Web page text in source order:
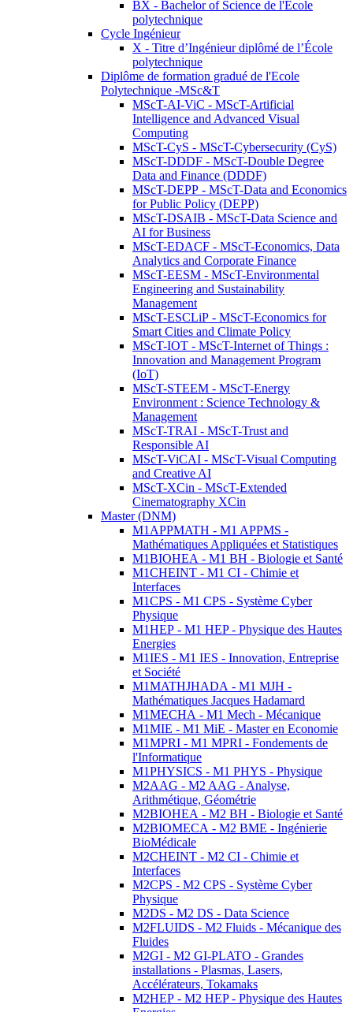
BX - Bachelor of Science de l'Ecole
polytechnique
Cycle Ingénieur
X - Titre d’Ingénieur diplômé de l’École
polytechnique
Diplôme de formation gradué de l'Ecole
Polytechnique -MSc&T
MScT-AI-ViC - MScT-Artificial
Intelligence and Advanced Visual
Computing
MScT-CyS - MScT-Cybersecurity (CyS)
MScT-DDDF - MScT-Double Degree
Data and Finance (DDDF)
MScT-DEPP - MScT-Data and Economics
for Public Policy (DEPP)
MScT-DSAIB - MScT-Data Science and
AI for Business
MScT-EDACF - MScT-Economics, Data
Analytics and Corporate Finance
MScT-EESM - MScT-Environmental
Engineering and Sustainability
Management
MScT-ESCLiP - MScT-Economics for
Smart Cities and Climate Policy
MScT-IOT - MScT-Internet of Things :
Innovation and Management Program
(IoT)
MScT-STEEM - MScT-Energy
Environment : Science Technology &
Management
MScT-TRAI - MScT-Trust and
Responsible AI
MScT-ViCAI - MScT-Visual Computing
and Creative AI
MScT-XCin - MScT-Extended
Cinematography XCin
Master (DNM)
M1APPMATH - M1 APPMS -
Mathématiques Appliquées et Statistiques
M1BIOHEA - M1 BH - Biologie et Santé
M1CHEINT - M1 CI - Chimie et
Interfaces
M1CPS - M1 CPS - Système Cyber
Physique
M1HEP - M1 HEP - Physique des Hautes
Energies
M1IES - M1 IES - Innovation, Entreprise
et Société
M1MATHJHADA - M1 MJH -
Mathématiques Jacques Hadamard
M1MECHA - M1 Mech - Mécanique
M1MIE - M1 MiE - Master en Economie
M1MPRI - M1 MPRI - Fondements de
l'Informatique
M1PHYSICS - M1 PHYS - Physique
M2AAG - M2 AAG - Analyse,
Arithmétique, Géométrie
M2BIOHEA - M2 BH - Biologie et Santé
M2BIOMECA - M2 BME - Ingénierie
BioMédicale
M2CHEINT - M2 CI - Chimie et
Interfaces
M2CPS - M2 CPS - Système Cyber
Physique
M2DS - M2 DS - Data Science
M2FLUIDS - M2 Fluids - Mécanique des
Fluides
M2GI - M2 GI-PLATO - Grandes
installations - Plasmas, Lasers,
Accélérateurs, Tokamaks
M2HEP - M2 HEP - Physique des Hautes